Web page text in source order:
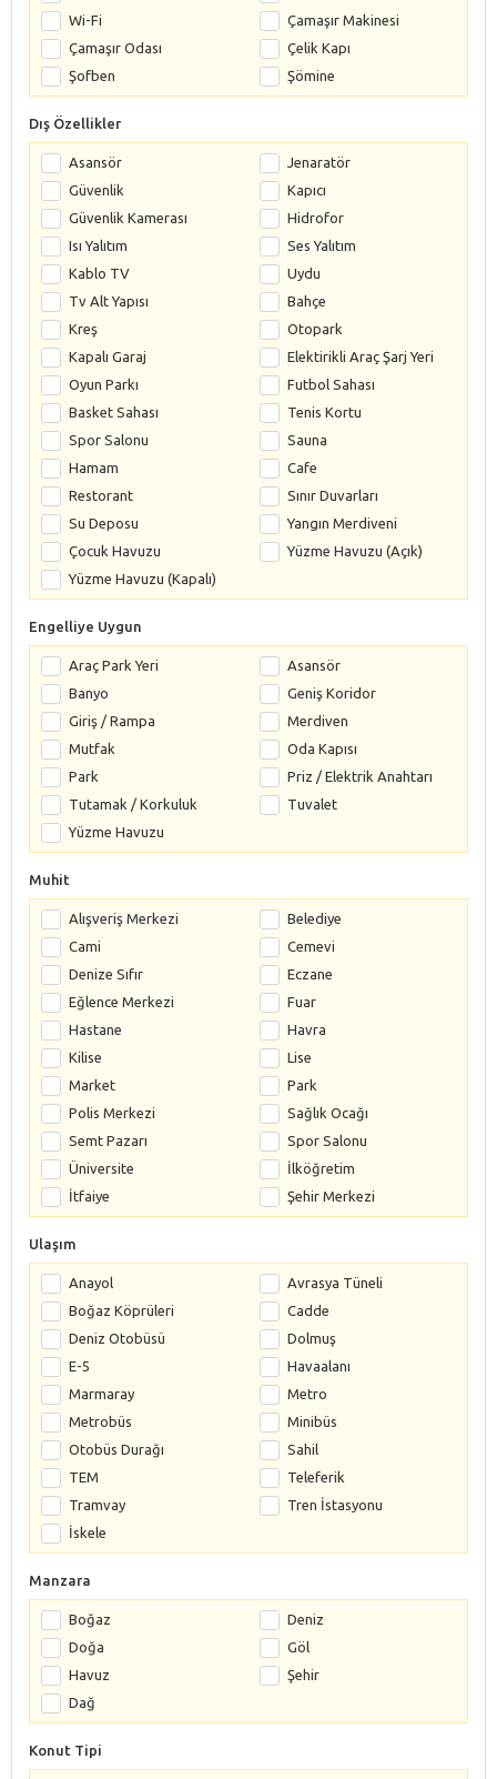
Wi-Fi
Çamaşır Makinesi
Çamaşır Odası
Çelik Kapı
Şofben
Şömine
Dış Özellikler
Asansör
Jenaratör
Güvenlik
Kapıcı
Güvenlik Kamerası
Hidrofor
Isı Yalıtım
Ses Yalıtım
Kablo TV
Uydu
Tv Alt Yapısı
Bahçe
Kreş
Otopark
Kapalı Garaj
Elektirikli Araç Şarj Yeri
Oyun Parkı
Futbol Sahası
Basket Sahası
Tenis Kortu
Spor Salonu
Sauna
Hamam
Cafe
Restorant
Sınır Duvarları
Su Deposu
Yangın Merdiveni
Çocuk Havuzu
Yüzme Havuzu (Açık)
Yüzme Havuzu (Kapalı)
Engelliye Uygun
Araç Park Yeri
Asansör
Banyo
Geniş Koridor
Giriş / Rampa
Merdiven
Mutfak
Oda Kapısı
Park
Priz / Elektrik Anahtarı
Tutamak / Korkuluk
Tuvalet
Yüzme Havuzu
Muhit
Alışveriş Merkezi
Belediye
Cami
Cemevi
Denize Sıfır
Eczane
Eğlence Merkezi
Fuar
Hastane
Havra
Kilise
Lise
Market
Park
Polis Merkezi
Sağlık Ocağı
Semt Pazarı
Spor Salonu
Üniversite
İlköğretim
İtfaiye
Şehir Merkezi
Ulaşım
Anayol
Avrasya Tüneli
Boğaz Köprüleri
Cadde
Deniz Otobüsü
Dolmuş
E-5
Havaalanı
Marmaray
Metro
Metrobüs
Minibüs
Otobüs Durağı
Sahil
TEM
Teleferik
Tramvay
Tren İstasyonu
İskele
Manzara
Boğaz
Deniz
Doğa
Göl
Havuz
Şehir
Dağ
Konut Tipi